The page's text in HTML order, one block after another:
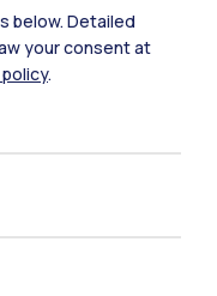
below. Detailed
your consent at
.